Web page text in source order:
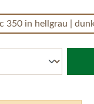
350 in hellgrau |